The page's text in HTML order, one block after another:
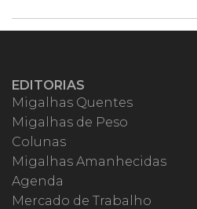
EDITORIAS
Migalhas Quentes
Migalhas de Peso
Colunas
Migalhas Amanhecidas
Agenda
Mercado de Trabalho